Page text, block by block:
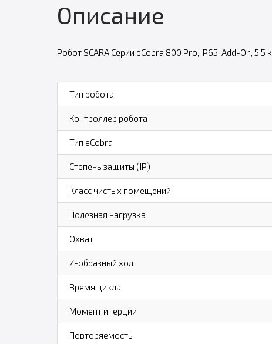
Описание
Робот SCARA Серии eCobra 800 Pro, IP65, Add-On,
Тип робота
Контроллер робота
Тип eCobra
Степень защиты (IP)
Класс чистых помещений
Полезная нагрузка
Охват
Z-образный ход
Время цикла
Момент инерции
Повторяемость